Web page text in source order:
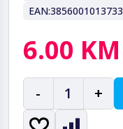
EAN:3856001013733
6.00 KM
- 1 +